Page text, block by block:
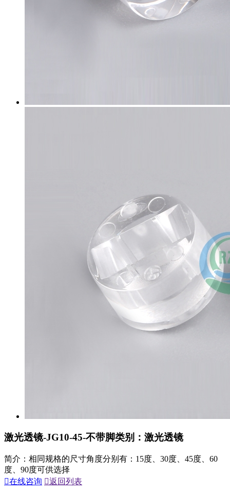
激光透镜-JG10-45-不带脚类别：激光透镜
简介：相同规格的尺寸角度分别有：15度、30度、45度、60
度、90度可供选择
在线咨询 返回列表